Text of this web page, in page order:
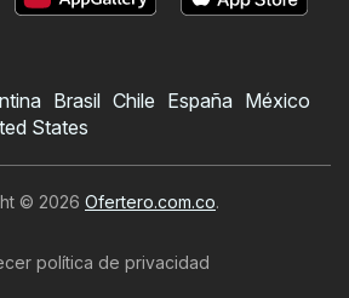
Brasil Chile España México
States
© 2026 Ofertero.com.co.
política de privacidad